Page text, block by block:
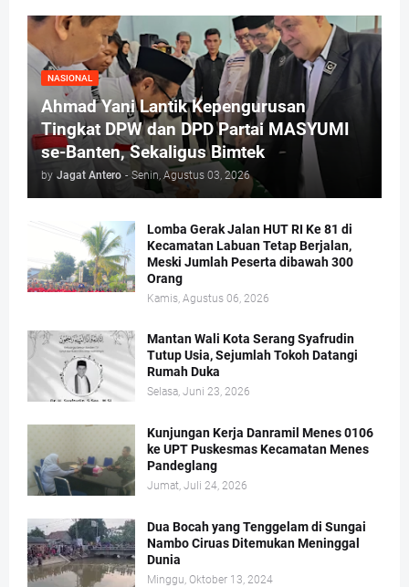
NASIONAL
Ahmad Yani Lantik Kepengurusan
Tingkat DPW dan DPD Partai MASYUMI
se-Banten, Sekaligus Bimtek
by Jagat Antero - Senin, Agustus 03, 2026
Lomba Gerak Jalan HUT RI Ke 81 di
Kecamatan Labuan Tetap Berjalan,
Meski Jumlah Peserta dibawah 300
Orang
Kamis, Agustus 06, 2026
Mantan Wali Kota Serang Syafrudin
Tutup Usia, Sejumlah Tokoh Datangi
Rumah Duka
Selasa, Juni 23, 2026
Kunjungan Kerja Danramil Menes 0106
ke UPT Puskesmas Kecamatan Menes
Pandeglang
Jumat, Juli 24, 2026
Dua Bocah yang Tenggelam di Sungai
Nambo Ciruas Ditemukan Meninggal
Dunia
Minggu, Oktober 13, 2024